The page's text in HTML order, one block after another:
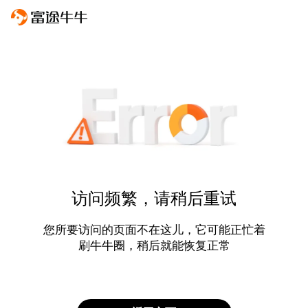
访问频繁，请稍后重试
您所要访问的页面不在这儿，它可能正忙着
刷牛牛圈，稍后就能恢复正常